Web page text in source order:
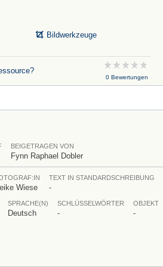
Bildwerkzeuge
0 Bewertungen
BEIGETRAGEN VON
Fynn Raphael Dobler
Wiese
TEXT IN STANDARDSCHREIBUNG
-
SPRACHE(N)
Deutsch
SCHLÜSSELWÖRTER
-
OBJEKT
-